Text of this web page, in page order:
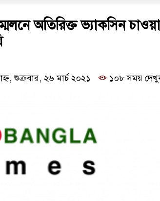
অতিরিক্ত ভ্যাকসিন
শুক্রবার, ২৬ মার্চ ২০২১
১০৮ সময়